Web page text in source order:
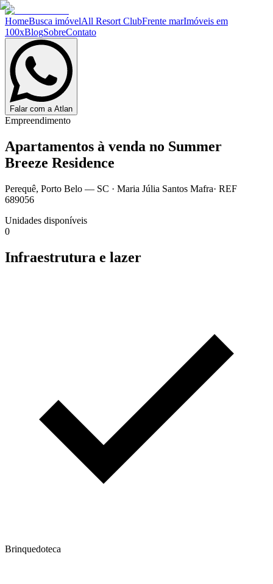
HomeBusca imóvelAll Resort ClubFrente marImóveis em
100xBlogSobreContato
Falar com a Atlan
Empreendimento
Apartamentos à venda no Summer
Breeze Residence
Perequê, Porto Belo — SC · Maria Júlia Santos Mafra· REF
689056
Unidades disponíveis
0
Infraestrutura e lazer
Brinquedoteca